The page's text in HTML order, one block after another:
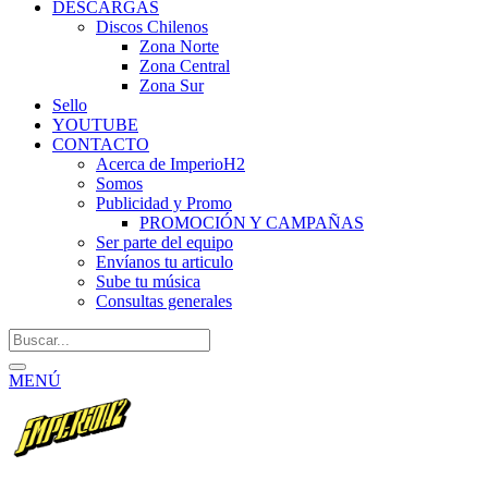
DESCARGAS
Discos Chilenos
Zona Norte
Zona Central
Zona Sur
Sello
YOUTUBE
CONTACTO
Acerca de ImperioH2
Somos
Publicidad y Promo
PROMOCIÓN Y CAMPAÑAS
Ser parte del equipo
Envíanos tu articulo
Sube tu música
Consultas generales
MENÚ